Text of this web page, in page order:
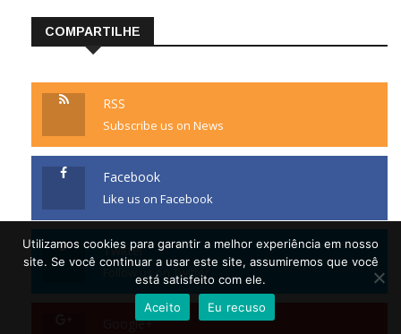
COMPARTILHE
RSS
Subscribe us on News
Facebook
Like us on Facebook
Twitter
Follow us on Twitter
Google+
Utilizamos cookies para garantir a melhor experiência em nosso
site. Se você continuar a usar este site, assumiremos que você
está satisfeito com ele.
Aceito
Eu recuso